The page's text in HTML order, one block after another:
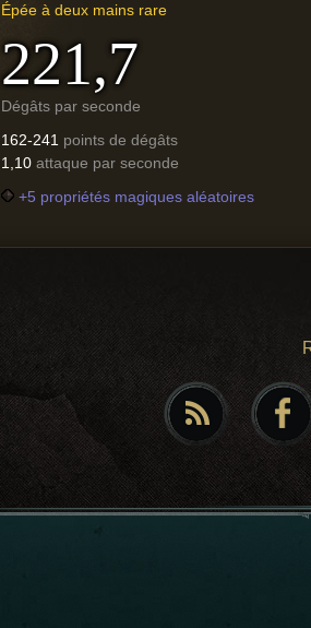
Épée à deux mains rare
221,7
Dégâts par seconde
162-241 points de dégâts
1,10 attaque par seconde
+5 propriétés magiques aléatoires